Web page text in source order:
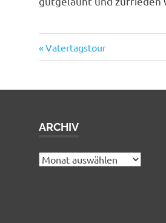
Vorheriger
Beitrag:
Vatertagstour
ARCHIV
Archiv